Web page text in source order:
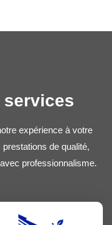
services
expérience à votre
de qualité,
professionnalisme.